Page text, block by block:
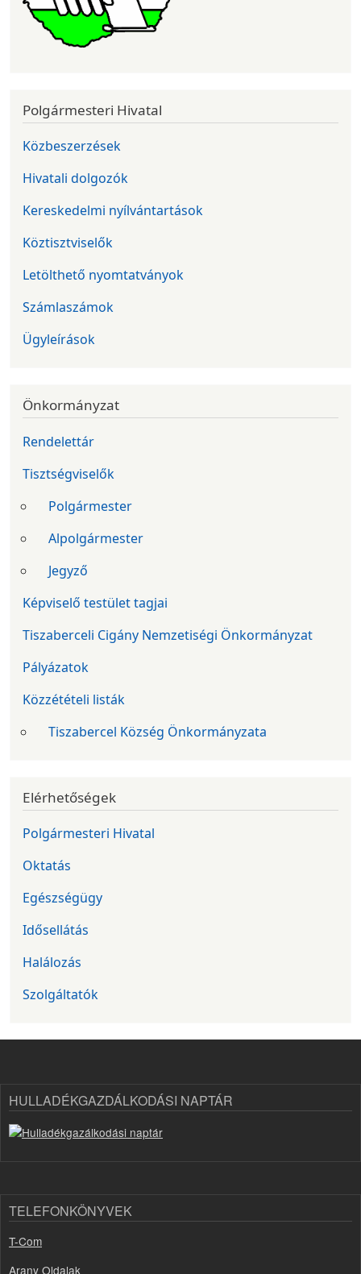
Polgármesteri Hivatal
Közbeszerzések
Hivatali dolgozók
Kereskedelmi nyílvántartások
Köztisztviselők
Letölthető nyomtatványok
Számlaszámok
Ügyleírások
Önkormányzat
Rendelettár
Tisztségviselők
Polgármester
Alpolgármester
Jegyző
Képviselő testület tagjai
Tiszaberceli Cigány Nemzetiségi Önkormányzat
Pályázatok
Közzétételi listák
Tiszabercel Község Önkormányzata
Elérhetőségek
Polgármesteri Hivatal
Oktatás
Egészségügy
Idősellátás
Halálozás
Szolgáltatók
HULLADÉKGAZDÁLKODÁSI NAPTÁR
TELEFONKÖNYVEK
T-Com
Arany Oldalak